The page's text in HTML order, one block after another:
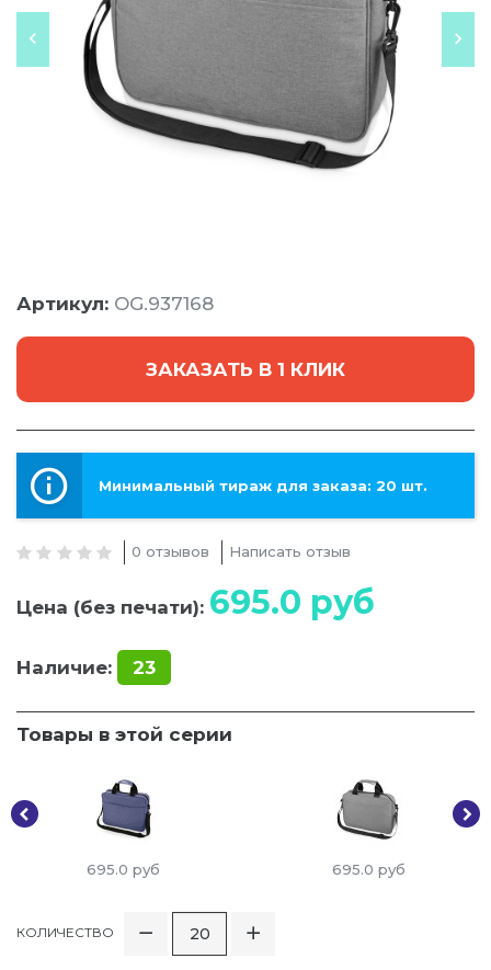
Артикул: OG.937168
ЗАКАЗАТЬ В 1 КЛИК
Минимальный тираж для заказа: 20 шт.
0 отзывов Написать отзыв
Цена (без печати): 695.0 руб
Наличие: 23
Товары в этой серии
695.0 руб 695.0 руб
КОЛИЧЕСТВО